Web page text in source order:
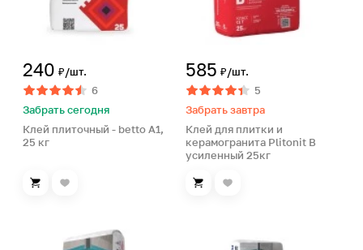
240 ₽/шт.
6
Забрать сегодня
Клей плиточный - betto A1,
25 кг
585 ₽/шт.
5
Забрать завтра
Клей для плитки и
керамогранита Plitonit В
усиленный 25кг